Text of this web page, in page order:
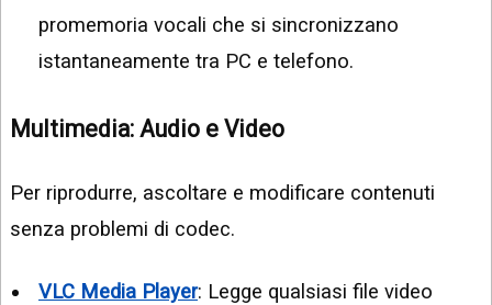
promemoria vocali che si sincronizzano
istantaneamente tra PC e telefono.
Multimedia: Audio e Video
Per riprodurre, ascoltare e modificare contenuti
senza problemi di codec.
VLC Media Player: Legge qualsiasi file video